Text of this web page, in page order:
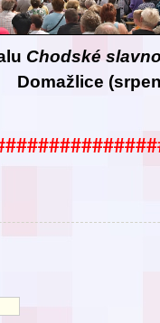
Chodské
Domažlice